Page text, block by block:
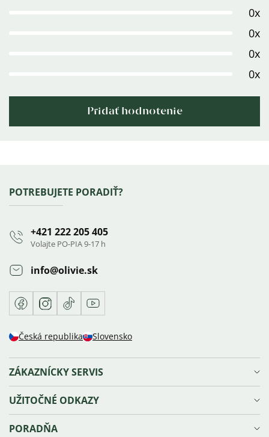
0x
0x
0x
0x
Pridať hodnotenie
Zápätie
POTREBUJETE PORADIŤ?
+421 222 205 405
Volajte PO-PIA 9-17 h
info@olivie.sk
FacebookInstagram
TikTokYoutube
Česká republika Slovensko
ZÁKAZNÍCKY SERVIS
Doprava a platba
Reklamácie, výmena a vrátenie tovaru
Ochrana osobných údajov
Obchodné podmienky
UŽITOČNÉ ODKAZY
Vernostný program Olivie⁺
Blog
PORADŇA